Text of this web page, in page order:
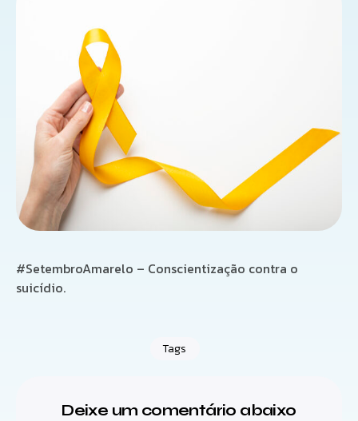
#SetembroAmarelo – Conscientização contra o
suicídio.
Tags
Deixe um comentário abaixo